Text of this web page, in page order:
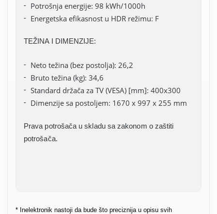
Potrošnja energije: 98 kWh/1000h
Energetska efikasnost u HDR režimu: F
TEŽINA I DIMENZIJE:
Neto težina (bez postolja): 26,2
Bruto težina (kg): 34,6
Standard držača za TV (VESA) [mm]: 400x300
Dimenzije sa postoljem: 1670 x 997 x 255 mm
Prava potrošača u skladu sa zakonom o zaštiti
potrošača.
* Inelektronik nastoji da bude što preciznija u opisu svih